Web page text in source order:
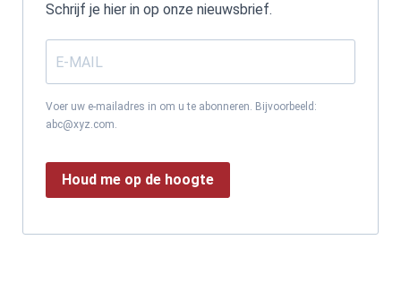
Schrijf je hier in op onze nieuwsbrief.
Voer uw e-mailadres in om u te abonneren. Bijvoorbeeld:
abc@xyz.com.
Houd me op de hoogte